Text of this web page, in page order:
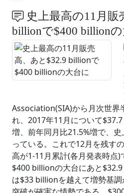
史上最高の11月販
billionで$400 billion
Association(SIA)から月次世界
れ、2017年11月について
増、前年同月比21.5%増で、
っている。これで12月を残す
高が1-11月累計(各月発表時点)
$400 billionの大台にあと
は$33 billionを越えて増勢基